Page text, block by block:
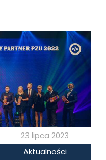
23 lipca 2023
Aktualności